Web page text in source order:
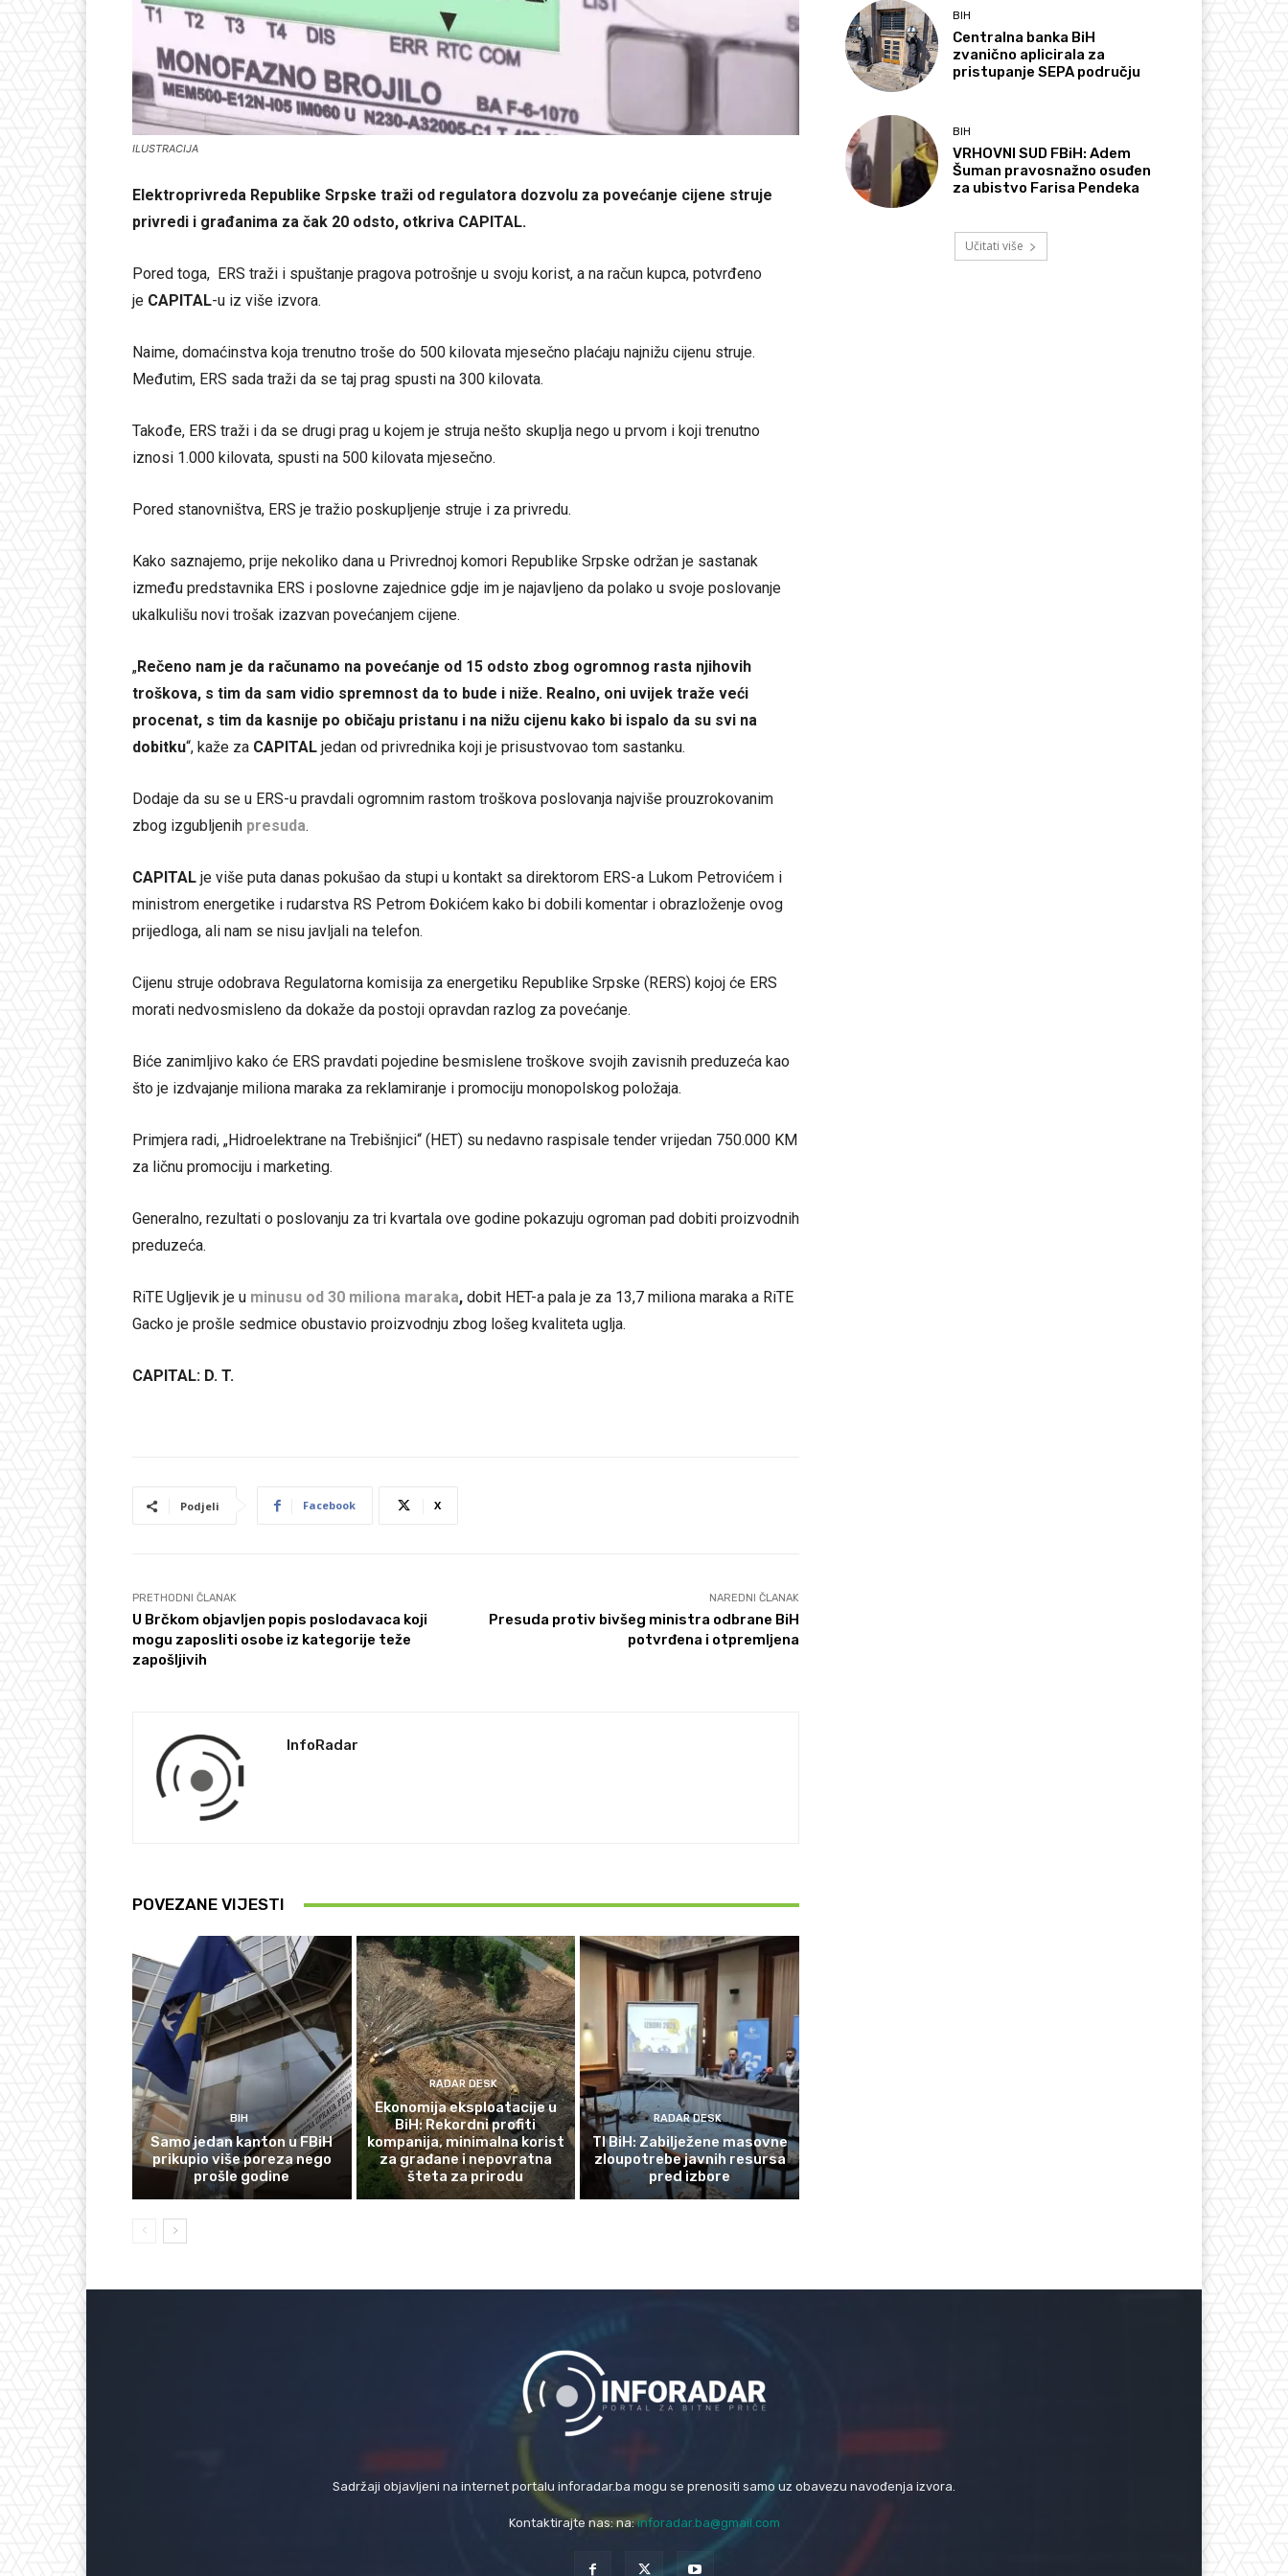
ILUSTRACIJA
Elektroprivreda Republike Srpske traži od regulatora dozvolu za povećanje cijene struje
privredi i građanima za čak 20 odsto, otkriva CAPITAL.
Pored toga, ERS traži i spuštanje pragova potrošnje u svoju korist, a na račun kupca, potvrđeno
je CAPITAL-u iz više izvora.
Naime, domaćinstva koja trenutno troše do 500 kilovata mjesečno plaćaju najnižu cijenu struje.
Međutim, ERS sada traži da se taj prag spusti na 300 kilovata.
Takođe, ERS traži i da se drugi prag u kojem je struja nešto skuplja nego u prvom i koji trenutno
iznosi 1.000 kilovata, spusti na 500 kilovata mjesečno.
Pored stanovništva, ERS je tražio poskupljenje struje i za privredu.
Kako saznajemo, prije nekoliko dana u Privrednoj komori Republike Srpske održan je sastanak
između predstavnika ERS i poslovne zajednice gdje im je najavljeno da polako u svoje poslovanje
ukalkulišu novi trošak izazvan povećanjem cijene.
„Rečeno nam je da računamo na povećanje od 15 odsto zbog ogromnog rasta njihovih
troškova, s tim da sam vidio spremnost da to bude i niže. Realno, oni uvijek traže veći
procenat, s tim da kasnije po običaju pristanu i na nižu cijenu kako bi ispalo da su svi na
dobitku“, kaže za CAPITAL jedan od privrednika koji je prisustvovao tom sastanku.
Dodaje da su se u ERS-u pravdali ogromnim rastom troškova poslovanja najviše prouzrokovanim
zbog izgubljenih presuda.
CAPITAL je više puta danas pokušao da stupi u kontakt sa direktorom ERS-a Lukom Petrovićem i
ministrom energetike i rudarstva RS Petrom Đokićem kako bi dobili komentar i obrazloženje ovog
prijedloga, ali nam se nisu javljali na telefon.
Cijenu struje odobrava Regulatorna komisija za energetiku Republike Srpske (RERS) kojoj će ERS
morati nedvosmisleno da dokaže da postoji opravdan razlog za povećanje.
Biće zanimljivo kako će ERS pravdati pojedine besmislene troškove svojih zavisnih preduzeća kao
što je izdvajanje miliona maraka za reklamiranje i promociju monopolskog položaja.
Primjera radi, „Hidroelektrane na Trebišnjici“ (HET) su nedavno raspisale tender vrijedan 750.000 KM
za ličnu promociju i marketing.
Generalno, rezultati o poslovanju za tri kvartala ove godine pokazuju ogroman pad dobiti proizvodnih
preduzeća.
RiTE Ugljevik je u minusu od 30 miliona maraka, dobit HET-a pala je za 13,7 miliona maraka a RiTE
Gacko je prošle sedmice obustavio proizvodnju zbog lošeg kvaliteta uglja.
CAPITAL: D. T.
Podjeli Facebook X
PRETHODNI ČLANAK
U Brčkom objavljen popis poslodavaca koji
mogu zaposliti osobe iz kategorije teže
zapošljivih
NAREDNI ČLANAK
Presuda protiv bivšeg ministra odbrane BiH
potvrđena i otpremljena
InfoRadar
POVEZANE VIJESTI
BIH
Samo jedan kanton u FBiH
prikupio više poreza nego
prošle godine
RADAR DESK
Ekonomija eksploatacije u
BiH: Rekordni profiti
kompanija, minimalna korist
za građane i nepovratna
šteta za prirodu
RADAR DESK
TI BiH: Zabilježene masovne
zloupotrebe javnih resursa
pred izbore
BIH
Centralna banka BiH
zvanično aplicirala za
pristupanje SEPA području
BIH
VRHOVNI SUD FBiH: Adem
Šuman pravosnažno osuđen
za ubistvo Farisa Pendeka
Učitati više
Sadržaji objavljeni na internet portalu inforadar.ba mogu se prenositi samo uz obavezu navođenja izvora.
Kontaktirajte nas: na:inforadar.ba@gmail.com